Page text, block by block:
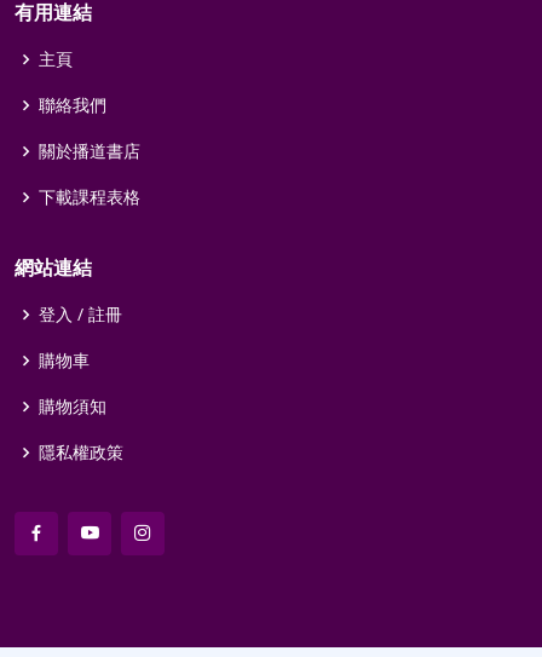
有用連結
主頁
聯絡我們
關於播道書店
下載課程表格
網站連結
登入 / 註冊
購物車
購物須知
隱私權政策